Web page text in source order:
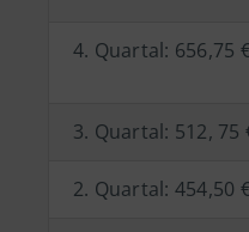
4. Quartal: 656,75 €
3. Quartal: 512, 75
2. Quartal: 454,50 €